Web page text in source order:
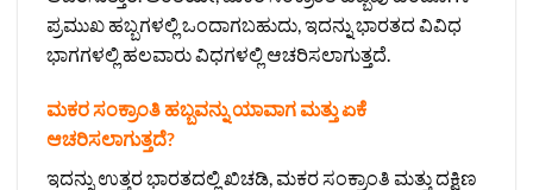
ಪ್ರಮುಖ ಹಬ್ಬಗಳಲ್ಲಿ ಒಂದಾಗಬಹುದು, ಇದನ್ನು ಭಾರತದ ವಿವಿಧ
ಭಾಗಗಳಲ್ಲಿ ಹಲವಾರು ವಿಧಗಳಲ್ಲಿ ಆಚರಿಸಲಾಗುತ್ತದೆ.
ಮಕರ ಸಂಕ್ರಾಂತಿ ಹಬ್ಬವನ್ನು ಯಾವಾಗ ಮತ್ತು ಏಕೆ
ಆಚರಿಸಲಾಗುತ್ತದೆ?
ಇದನ್ನು ಉತ್ತರ ಭಾರತದಲ್ಲಿ ಖಿಚಡಿ, ಮಕರ ಸಂಕ್ರಾಂತಿ ಮತ್ತು ದಕ್ಷಿಣ